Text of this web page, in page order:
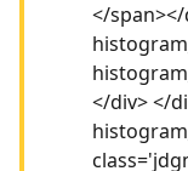
</
</div> </